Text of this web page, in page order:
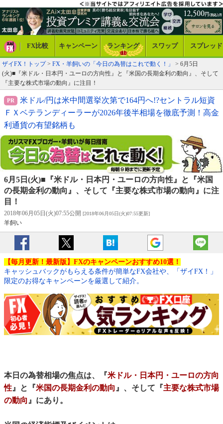
FX比較 キャンペーン ランキング スワップ スプレッド
ザイFX！トップ> FX・羊飼いの「今日の為替はこれで動く！」
> 6月5日
(火)■『米ドル・日本円・ユーロの方向性』と『米国の長期金利の動向』、そして
『主要な株式市場の動向』に注目！
米ドル/円は米中間選挙次第で164円へ!?セントラル短資
ＦＸベテランディーラーが2026年後半相場を徹底予測！高金
利通貨の有望銘柄も
6月5日(火)■『米ドル・日本円・ユーロの方向性』と『米国
の長期金利の動向』、そして『主要な株式市場の動向』に注
目！
2018年06月05日(火)07:55公開 [2018年06月05日(火)07:55更新]
羊飼い
【毎月更新！最新版】FXのキャンペーンおすすめ10選！
キャッシュバックがもらえる条件が簡単なFX会社や、「ザイFX！」
限定のお得なキャンペーンを厳選して紹介。
本日の為替相場の焦点は、『米ドル・日本円・ユーロの方向
性』と『米国の長期金利の動向』、そして『主要な株式市場
の動向』にあり。